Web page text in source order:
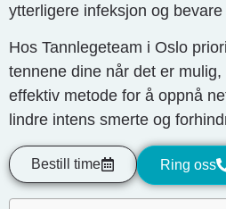
ytterligere infeksjon og bevare
Hos Tannlegeteam i Oslo
tennene dine når det er
effektiv metode for å oppnå
lindre intens smerte og
Bestill time Ring oss